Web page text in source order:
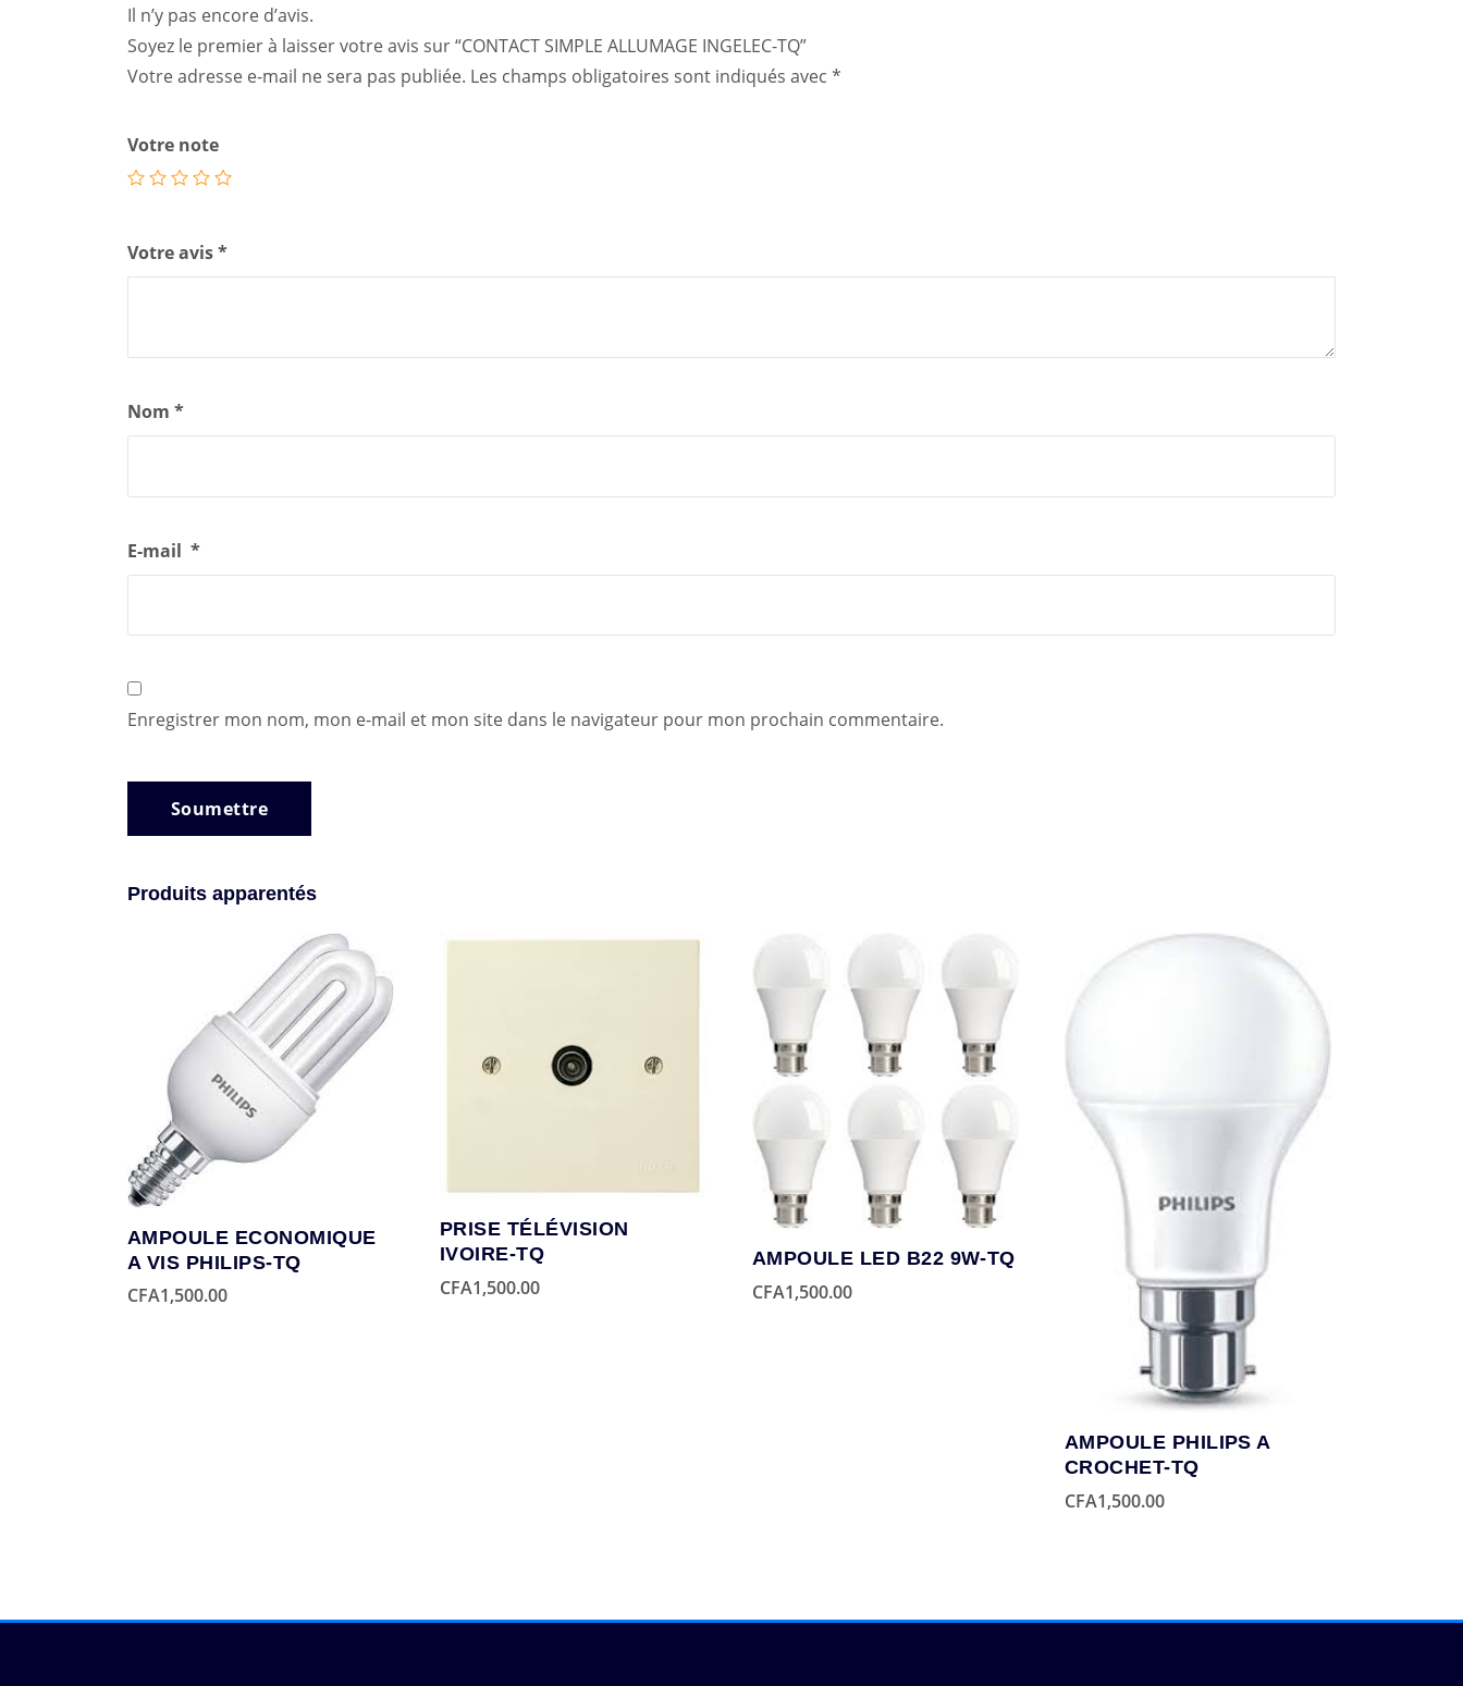
Il n’y pas encore d’avis.
Soyez le premier à laisser votre avis sur “CONTACT SIMPLE ALLUMAGE INGELEC-TQ”
Votre adresse e-mail ne sera pas publiée. Les champs obligatoires sont indiqués avec *
Votre note
Votre avis*
Nom *
E-mail *
Enregistrer mon nom, mon e-mail et mon site dans le navigateur pour mon prochain commentaire.
Produits apparentés
AMPOULE ECONOMIQUE
A VIS PHILIPS-TQ
CFA1,500.00
PRISE TÉLÉVISION
IVOIRE-TQ
CFA1,500.00
AMPOULE LED B22 9W-TQ
CFA1,500.00
AMPOULE PHILIPS A
CROCHET-TQ
CFA1,500.00